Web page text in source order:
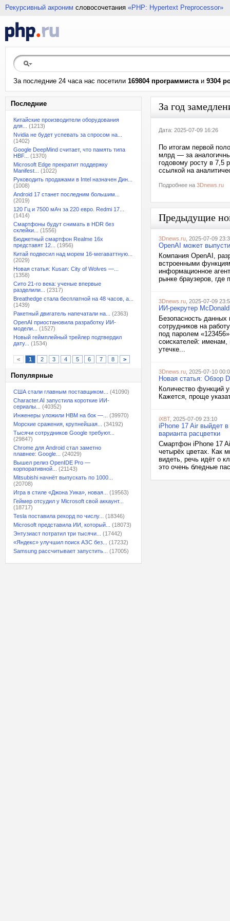
Рекурсивный акроним словосочетания «PHP: Hypertext Preprocessor»
За последние 24 часа нас посетили 169804 программистаи 9304
Последние
Китайские производители оборудования
для...
(1213)
Nvidia не будет успевать за спросом на...
(1402)
Google DeepMind считает, что память типа
HBF...
(1370)
Microsoft Edge прекратит поддержку
Manifest...
(1022)
Руководить продажами в Intel назначен Дин...
(1008)
Android 17 станет последним большим...
(2019)
120 Гц и 7500 мАч за 220 евро. Redmi 17...
(1414)
Смартфоны будут снимать в HDR без
склейки...
(1556)
Бюджетный смартфон Realme 16x
представят 12...
(1956)
Китай подвесил над морем 16-мегаваттную...
(2029)
Новая статья: Kusan: City of Wolves —...
(1358)
Сито 21-го века: ученые впервые
разделили...
(2317)
Breathedge стала бесплатной на 48 часов, а...
(1439)
Ракетный двигатель напечатали на...
(2363)
OpenAI приостановила разработку ИИ-
модели...
(1527)
Новый геймплейный трейлер подтвердил
дату...
(1534)
< 1 2 3 4 5 6 7 8 >
Популярные
США стали главным поставщиком...
(41090)
Character.AI запустила короткие ИИ-
сериалы...
(40352)
Инженеры уложили HBM на бок —...
(39970)
Морские сражения, крупнейшая...
(34192)
Тысячи сотрудников Google требуют...
(29847)
Chrome для Android стал заметно
плавнее: Google...
(24029)
Вышел релиз OpenIDE Pro —
корпоративной...
(21143)
Mitsubishi начнёт выпускать по 1000...
(20708)
Игра в стиле «Джона Уика», новая...
(19563)
Геймер отсудил у Microsoft свой аккаунт...
(18717)
Tesla поставила рекорд по числу...
(18346)
Microsoft представила ИИ, который...
(18073)
Энтузиаст потратил три тысячи...
(17442)
«Яндекс» улучшил поиск АЗС без...
(17232)
Samsung рассчитывает запустить...
(17005)
За год
Дата: 2025-07-09 16:26
По итогам первой
млрд — за
годовому росту в 7,5
ссылкой на
Подробнее на 3Dnews.ru
Предыдущие
3Dnews.ru , 2025-07-09
OpenAI может
Компания OpenAI,
встроенными
информационное
рынке браузеров, где
3Dnews.ru , 2025-07-09
ИИ-рекрутер
Безопасность
сотрудников на
под паролем
соискателей:
утечке...
3Dnews.ru , 2025-07-10
Новая статья: Обзор
Количество функций
Кажется, проще
iXBT, 2025-07-09 23:10
iPhone 17 Air выйдет
варианта расцветки
Смартфон iPhone 17
четырёх цветах. Как
видеть, речь идёт о
это очень бледные